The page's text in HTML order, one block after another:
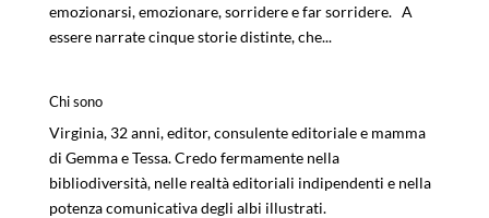
emozionarsi, emozionare, sorridere e far sorridere. A
essere narrate cinque storie distinte, che...
Chi sono
Virginia, 32 anni, editor, consulente editoriale e mamma
di Gemma e Tessa. Credo fermamente nella
bibliodiversità, nelle realtà editoriali indipendenti e nella
potenza comunicativa degli albi illustrati.